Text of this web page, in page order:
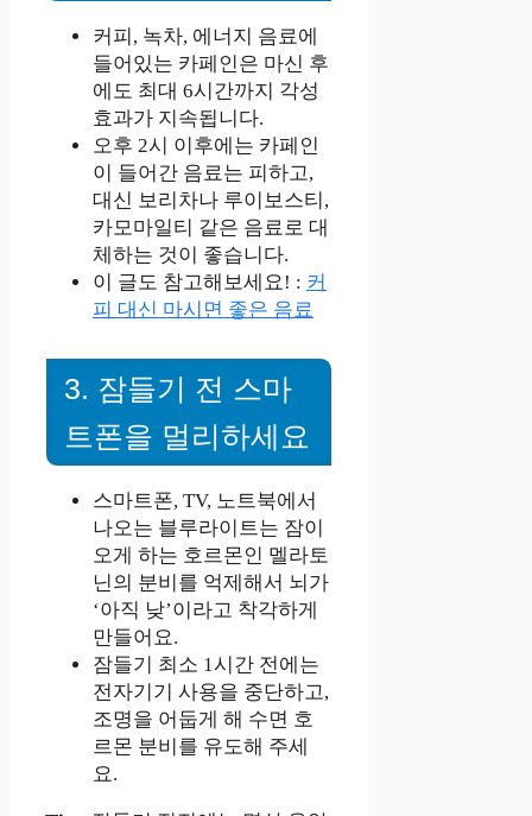
커피, 녹차, 에너지 음료에
들어있는 카페인은 마신 후
에도 최대 6시간까지 각성
효과가 지속됩니다.
오후 2시 이후에는 카페인
이 들어간 음료는 피하고,
대신 보리차나 루이보스티,
카모마일티 같은 음료로 대
체하는 것이 좋습니다.
이 글도 참고해보세요! : 커
피 대신 마시면 좋은 음료
3. 잠들기 전 스마
트폰을 멀리하세요
스마트폰, TV, 노트북에서
나오는 블루라이트는 잠이
오게 하는 호르몬인 멜라토
닌의 분비를 억제해서 뇌가
‘아직 낮’이라고 착각하게
만들어요.
잠들기 최소 1시간 전에는
전자기기 사용을 중단하고,
조명을 어둡게 해 수면 호
르몬 분비를 유도해 주세
요.